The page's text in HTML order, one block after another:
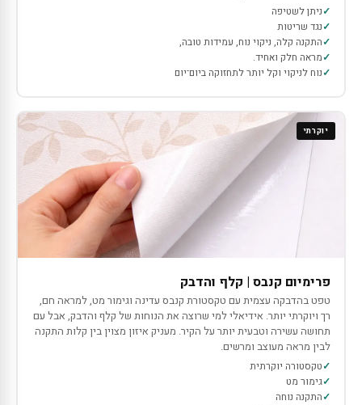
ניתן לשטיפה
נגד שריטות
התקנה קלה, ניקוי נוח, עמידות טובה,
מראה חלק ואחיד.
נוח לניקוי וקל יותר לתחזוקה ביום־יום
יוקרתי
פרימיום קנבס | קלף והדבק
טפט בהדבקה עצמית עם טקסטורת קנבס עדינה וגימור מט, למראה חם,
רך ויוקרתי יותר. אידיאלי למי שרוצה את הנוחות של קלף והדבק, אבל עם
תחושה עשירה וטבעית יותר על הקיר. מעניק איזון מצוין בין קלות התקנה
לבין מראה מעוצב ומרשים.
טקסטורה יוקרתית
גימור מט
התקנה נוחה